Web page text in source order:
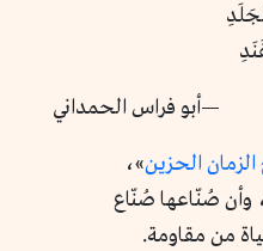
—أبو فراس الحمداني
الزمان الحزين»،
وأن صُنّاعها صُنّاع
من مقاومة.